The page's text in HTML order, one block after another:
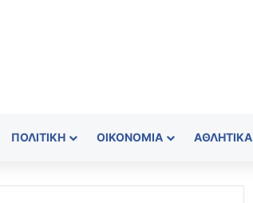
ΠΟΛΙΤΙΚΉ ΟΙΚΟΝΟΜΊΑ ΑΘΛΗΤΙΚΆ